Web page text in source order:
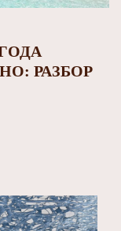
РАЗБОР